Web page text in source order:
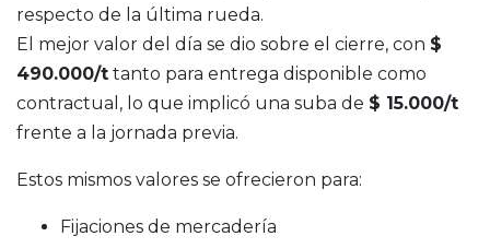
respecto de la última rueda.
El mejor valor del día se dio sobre el cierre, con $
490.000/t tanto para entrega disponible como
contractual, lo que implicó una suba de $ 15.000/t
frente a la jornada previa.
Estos mismos valores se ofrecieron para:
Fijaciones de mercadería